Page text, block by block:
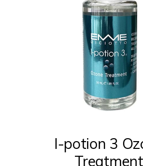
I-potion 3
Treatment